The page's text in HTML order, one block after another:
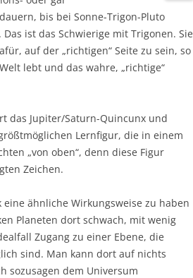
bis bei Sonne-Trigon-Pluto
ist das Schwierige mit Trigonen. Sie
auf der „richtigen“ Seite zu sein, so
lebt und das wahre, „richtige“
das Jupiter/Saturn-Quincunx und
Lernfigur, die in einem
„von oben“, denn diese Figur
Zeichen.
ähnliche Wirkungsweise zu haben
Planeten dort schwach, mit wenig
Zugang zu einer Ebene, die
sind. Man kann dort auf nichts
sozusagen dem Universum